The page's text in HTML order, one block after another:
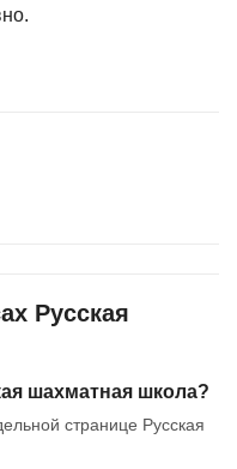
Русская
шахматная школа?
странице Русская